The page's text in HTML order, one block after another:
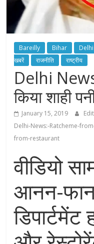
Bareilly Bihar Delhi
खबरें
राजनीति राष्ट्रीय
Delhi
किया शाही
January 15, 2019
Delhi-News:-Ratcheme-
from-restaurant
वीडियो
आनन-